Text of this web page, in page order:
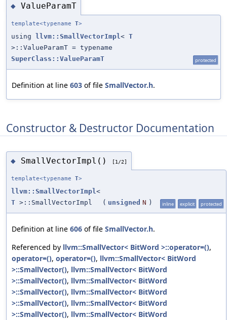
◆ ValueParamT
template<typename T>
using llvm::SmallVectorImpl< T
>::ValueParamT = typename
SuperClass::ValueParamT
protected
Definition at line 603 of file SmallVector.h.
Constructor & Destructor Documentation
◆ SmallVectorImpl() [1/2]
template<typename T>
llvm::SmallVectorImpl<
T >::SmallVectorImpl ( unsigned N ) inline explicit protected
Definition at line 606 of file SmallVector.h.
Referenced by llvm::SmallVector< BitWord >::operator=(),
operator=(), operator=(), llvm::SmallVector< BitWord
>::SmallVector(), llvm::SmallVector< BitWord
>::SmallVector(), llvm::SmallVector< BitWord
>::SmallVector(), llvm::SmallVector< BitWord
>::SmallVector(), llvm::SmallVector< BitWord
>::SmallVector(), llvm::SmallVector< BitWord